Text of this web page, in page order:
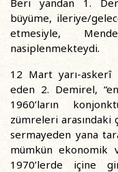
Beri yandan 1.
büyüme, ileriye/
etmesiyle,
nasiplenmekteydi.
12 Mart yarı-askerî
eden 2. Demirel,
1960’ların
zümreleri
sermayeden yana
mümkün ekonomik
1970’lerde içine